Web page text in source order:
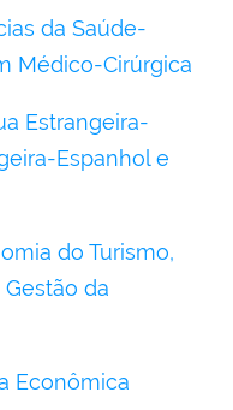
da Saúde-
Médico-Cirúrgica
Estrangeira-
Espanhol e
do Turismo,
da
Econômica